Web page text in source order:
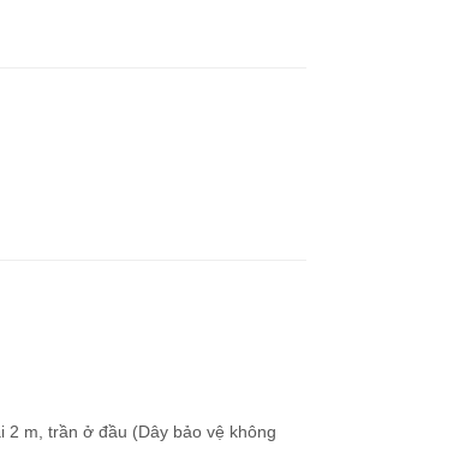
m, trần ở đầu (Dây bảo vệ không